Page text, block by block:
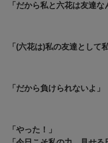
「だから私と六花は友達な
「(六花は)私の友達として
「だから負けられないよ」
「やった！」